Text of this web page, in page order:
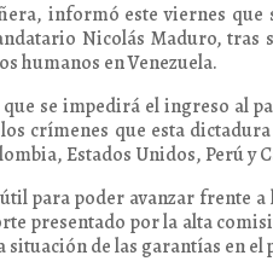
informó este viernes
Nicolás Maduro, tras
humanos en Venezuela.
se impedirá el ingreso al
crímenes que esta
Estados Unidos, Perú y
para poder avanzar frente
presentado por la alta
de las garantías en el